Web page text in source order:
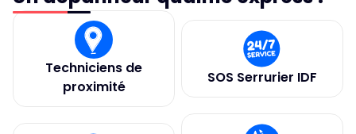
Techniciens de
proximité
SOS Serrurier IDF